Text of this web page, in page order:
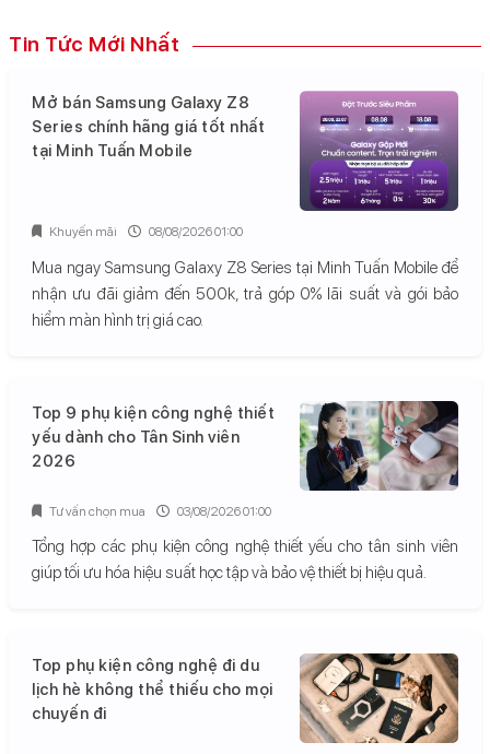
Tin Tức Mới Nhất
Mở bán Samsung Galaxy Z8
Series chính hãng giá tốt nhất
tại Minh Tuấn Mobile
Mua ngay Samsung Galaxy Z8 Series tại Minh Tuấn Mobile để
nhận ưu đãi giảm đến 500k, trả góp 0% lãi suất và gói bảo
hiểm màn hình trị giá cao.
Khuyến mãi 08/08/2026 01:00
Top 9 phụ kiện công nghệ thiết
yếu dành cho Tân Sinh viên
2026
Tổng hợp các phụ kiện công nghệ thiết yếu cho tân sinh viên
giúp tối ưu hóa hiệu suất học tập và bảo vệ thiết bị hiệu quả.
Tư vấn chọn mua 03/08/2026 01:00
Top phụ kiện công nghệ đi du
lịch hè không thể thiếu cho mọi
chuyến đi